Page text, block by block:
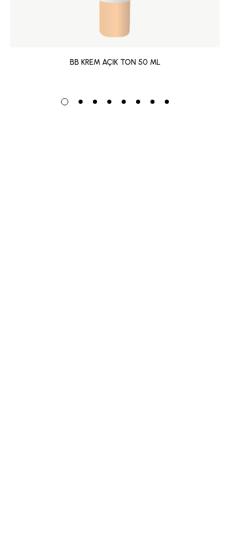
BB KREM AÇIK TON 50 ML